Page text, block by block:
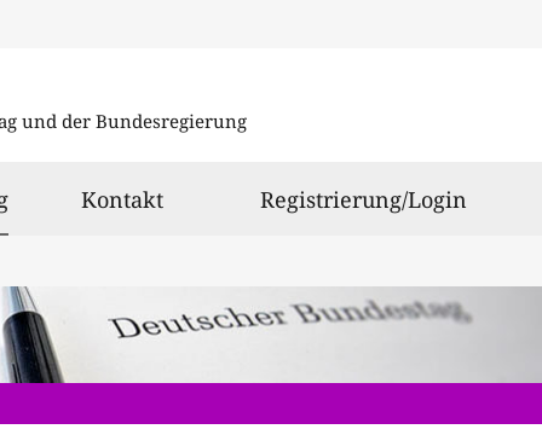
und der Bundesregierung
ausgewählt
Kontakt Registrierung/Login